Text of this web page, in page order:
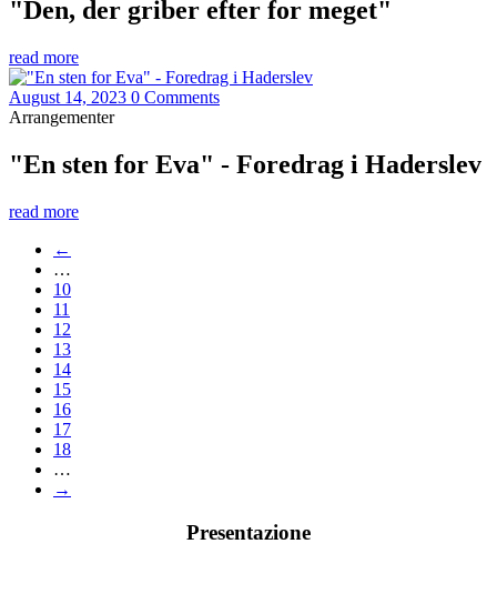
"Den, der griber efter for meget"
read more
August 14, 2023 0 Comments
Arrangementer
"En sten for Eva" - Foredrag i Haderslev
read more
←
…
10
11
12
13
14
15
16
17
18
…
→
Presentazione